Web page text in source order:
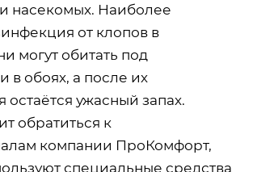
насекомых. Наиболее
от клопов в
могут обитать под
в обоях, а после их
остаётся ужасный запах.
обратиться к
компании ПроКомфорт,
специальные средства